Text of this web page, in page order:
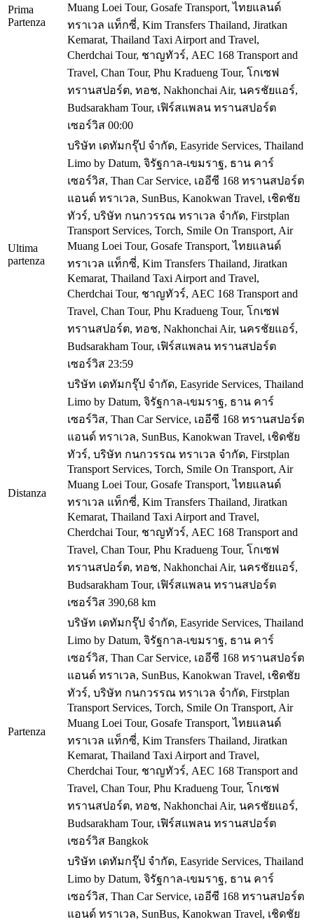
Prima
Partenza
Muang Loei Tour, Gosafe Transport, ไทยแลนด์
ทราเวล แท็กซี่, Kim Transfers Thailand, Jiratkan
Kemarat, Thailand Taxi Airport and Travel,
Cherdchai Tour, ชาญทัวร์, AEC 168 Transport and
Travel, Chan Tour, Phu Kradueng Tour, โกเซฟ
ทรานสปอร์ต, ทอช, Nakhonchai Air, นครชัยแอร์,
Budsarakham Tour, เฟิร์สแพลน ทรานสปอร์ต
เซอร์วิส 00:00
Ultima
partenza
บริษัท เดทัมกรุ๊ป จำกัด, Easyride Services, Thailand
Limo by Datum, จิรัฐกาล-เขมราฐ, ธาน คาร์
เซอร์วิส, Than Car Service, เออีซี 168 ทรานสปอร์ต
แอนด์ ทราเวล, SunBus, Kanokwan Travel, เชิดชัย
ทัวร์, บริษัท กนกวรรณ ทราเวล จำกัด, Firstplan
Transport Services, Torch, Smile On Transport, Air
Muang Loei Tour, Gosafe Transport, ไทยแลนด์
ทราเวล แท็กซี่, Kim Transfers Thailand, Jiratkan
Kemarat, Thailand Taxi Airport and Travel,
Cherdchai Tour, ชาญทัวร์, AEC 168 Transport and
Travel, Chan Tour, Phu Kradueng Tour, โกเซฟ
ทรานสปอร์ต, ทอช, Nakhonchai Air, นครชัยแอร์,
Budsarakham Tour, เฟิร์สแพลน ทรานสปอร์ต
เซอร์วิส 23:59
Distanza
บริษัท เดทัมกรุ๊ป จำกัด, Easyride Services, Thailand
Limo by Datum, จิรัฐกาล-เขมราฐ, ธาน คาร์
เซอร์วิส, Than Car Service, เออีซี 168 ทรานสปอร์ต
แอนด์ ทราเวล, SunBus, Kanokwan Travel, เชิดชัย
ทัวร์, บริษัท กนกวรรณ ทราเวล จำกัด, Firstplan
Transport Services, Torch, Smile On Transport, Air
Muang Loei Tour, Gosafe Transport, ไทยแลนด์
ทราเวล แท็กซี่, Kim Transfers Thailand, Jiratkan
Kemarat, Thailand Taxi Airport and Travel,
Cherdchai Tour, ชาญทัวร์, AEC 168 Transport and
Travel, Chan Tour, Phu Kradueng Tour, โกเซฟ
ทรานสปอร์ต, ทอช, Nakhonchai Air, นครชัยแอร์,
Budsarakham Tour, เฟิร์สแพลน ทรานสปอร์ต
เซอร์วิส 390,68 km
Partenza
บริษัท เดทัมกรุ๊ป จำกัด, Easyride Services, Thailand
Limo by Datum, จิรัฐกาล-เขมราฐ, ธาน คาร์
เซอร์วิส, Than Car Service, เออีซี 168 ทรานสปอร์ต
แอนด์ ทราเวล, SunBus, Kanokwan Travel, เชิดชัย
ทัวร์, บริษัท กนกวรรณ ทราเวล จำกัด, Firstplan
Transport Services, Torch, Smile On Transport, Air
Muang Loei Tour, Gosafe Transport, ไทยแลนด์
ทราเวล แท็กซี่, Kim Transfers Thailand, Jiratkan
Kemarat, Thailand Taxi Airport and Travel,
Cherdchai Tour, ชาญทัวร์, AEC 168 Transport and
Travel, Chan Tour, Phu Kradueng Tour, โกเซฟ
ทรานสปอร์ต, ทอช, Nakhonchai Air, นครชัยแอร์,
Budsarakham Tour, เฟิร์สแพลน ทรานสปอร์ต
เซอร์วิส Bangkok
บริษัท เดทัมกรุ๊ป จำกัด, Easyride Services, Thailand
Limo by Datum, จิรัฐกาล-เขมราฐ, ธาน คาร์
เซอร์วิส, Than Car Service, เออีซี 168 ทรานสปอร์ต
แอนด์ ทราเวล, SunBus, Kanokwan Travel, เชิดชัย